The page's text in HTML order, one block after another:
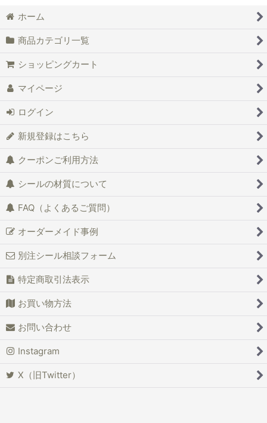
ホーム
商品カテゴリ一覧
ショッピングカート
マイページ
ログイン
新規登録はこちら
クーポンご利用方法
シールの材質について
FAQ（よくあるご質問）
オーダーメイド事例
別注シール相談フォーム
特定商取引法表示
お買い物方法
お問い合わせ
Instagram
X（旧Twitter）